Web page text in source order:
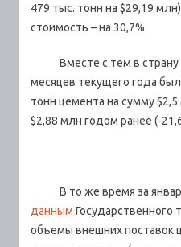
479 тыс. тонн на $29,19
стоимость – на 30,7%.
Вместе с тем в страну
месяцев текущего года
тонн цемента на сумму
$2,88 млн годом ранее (-
В то же время за январь
данным Государственного
объемы внешних поставок